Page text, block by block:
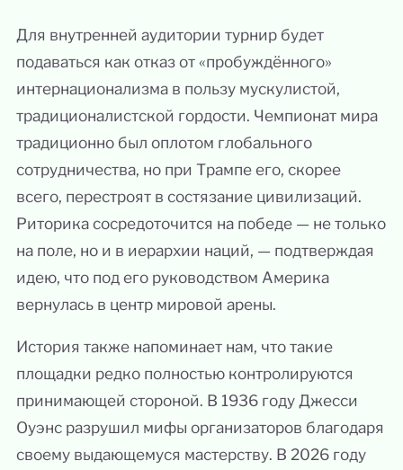
Для внутренней аудитории турнир будет
подаваться как отказ от «пробуждённого»
интернационализма в пользу мускулистой,
традиционалистской гордости. Чемпионат мира
традиционно был оплотом глобального
сотрудничества, но при Трампе его, скорее
всего, перестроят в состязание цивилизаций.
Риторика сосредоточится на победе — не только
на поле, но и в иерархии наций, — подтверждая
идею, что под его руководством Америка
вернулась в центр мировой арены.
История также напоминает нам, что такие
площадки редко полностью контролируются
принимающей стороной. В 1936 году Джесси
Оуэнс разрушил мифы организаторов благодаря
своему выдающемуся мастерству. В 2026 году